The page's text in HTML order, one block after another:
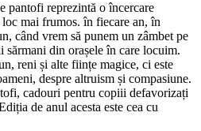
pantofi reprezintă o încercare
mai frumos. în fiecare an, în
când vrem să punem un zâmbet pe
din orașele în care locuim.
reni și alte ființe magice, ci este
despre altruism și compasiune.
cadouri pentru copiii defavorizați
de anul acesta este cea cu